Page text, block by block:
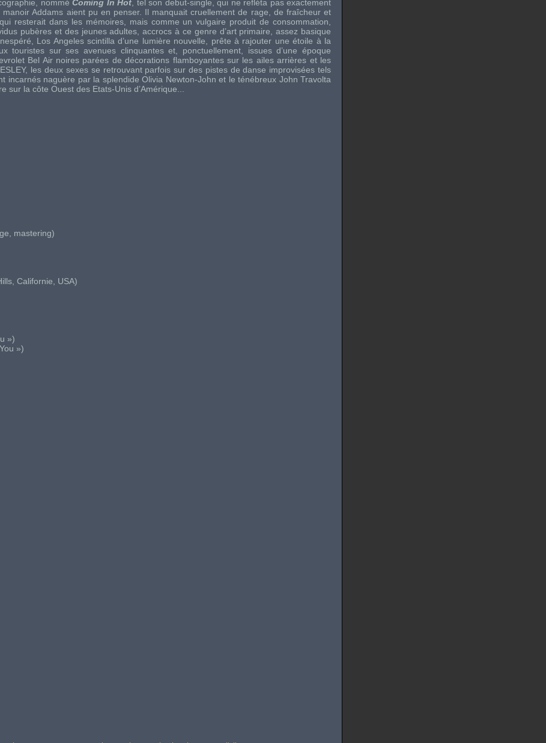
nommé Coming In Hot , tel son debut-single, qui ne refléta pas exactement
Addams aient pu en penser. Il manquait cruellement de rage, de fraîcheur et
resterait dans les mémoires, mais comme un vulgaire produit de consommation,
pubères et des jeunes adultes, accrocs à ce genre d’art primaire, assez basique
Los Angeles scintilla d’une lumière nouvelle, prête à rajouter une étoile à la
touristes sur ses avenues clinquantes et, ponctuellement, issues d’une époque
Bel Air noires parées de décorations flamboyantes sur les ailes arrières et les
, les deux sexes se retrouvant parfois sur des pistes de danse improvisées tels
incarnés naguère par la splendide Olivia Newton-John et le ténébreux John Travolta
la côte Ouest des Etats-Unis d’Amérique...
mastering)
Californie, USA)
»)
»)